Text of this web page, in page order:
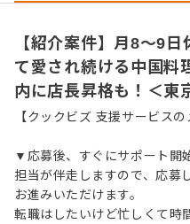
【紹介案件】月8～9
て愛され続ける中国料
内に店長昇格も！＜東
【クックビズ 支援サービスの
▼応募後、すぐにサポート開
担当が伴走しますので、応募
お進みいただけます。
転職はしたいけど忙しくて